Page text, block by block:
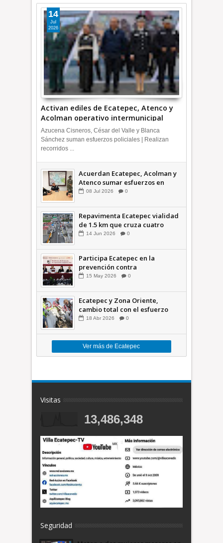
Activan ediles de Ecatepec, Atenco y
Acolman operativo intermunicipal
14
Jul
2026
Azucena Cisneros, César del Valle y Blanca
Sánchez suman esfuerzos policiales | Realizan
recorridos ...
Acuerdan Ecatepec, Acolman y
Atenco sumar esfuerzos en
seguridad
08 Jul 2026 0
Repavimenta Ecatepec vialidad
de 1.5 km que cruza cuatro
comunidades +Video
14 Jun 2026 0
Participa Ecatepec en la
prevención contra
inundaciones en el Valle de
15 May 2026 0
Ecatepec y Zona Oriente,
cambio total con el esfuerzo
conjunto: Azucena; retiran 21
18 Abr 2026 0
Ver más de Ecatepec
Visitas
13,486,348
Seguridad